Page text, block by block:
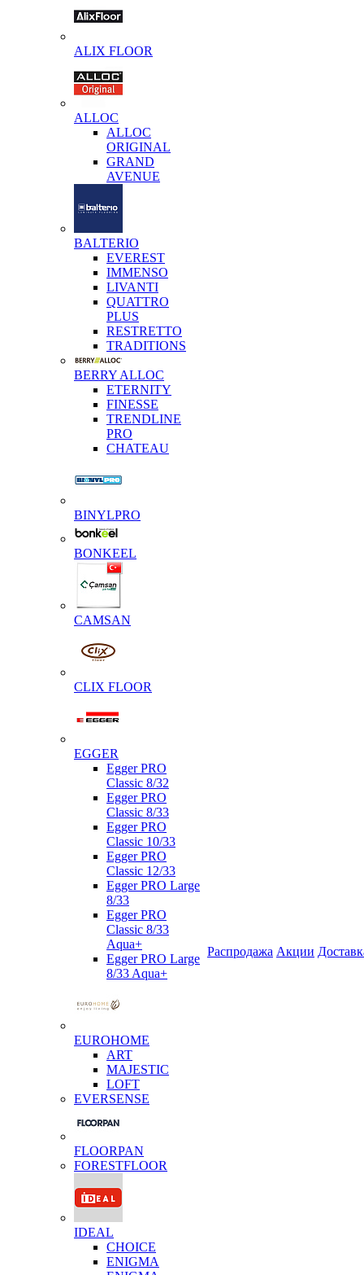
ALIX FLOOR
ALLOC
ALLOC
ORIGINAL
GRAND
AVENUE
BALTERIO
EVEREST
IMMENSO
LIVANTI
QUATTRO
PLUS
RESTRETTO
TRADITIONS
BERRY ALLOC
ETERNITY
FINESSE
TRENDLINE
PRO
CHATEAU
BINYLPRO
BONKEEL
CAMSAN
CLIX FLOOR
EGGER
Egger PRO
Classic 8/32
Egger PRO
Classic 8/33
Egger PRO
Classic 10/33
Egger PRO
Classic 12/33
Egger PRO Large
8/33
Egger PRO
Classic 8/33
Aqua+
Egger PRO Large
8/33 Aqua+
EUROHOME
ART
MAJESTIC
LOFT
EVERSENSE
FLOORPAN
FORESTFLOOR
IDEAL
CHOICE
ENIGMA
Распродажа Акции